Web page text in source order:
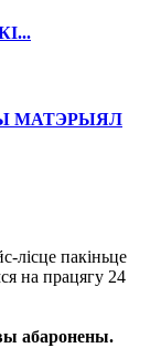
МАТЭРЫЯЛ
лісце пакіньце
на працягу 24
абаронены.